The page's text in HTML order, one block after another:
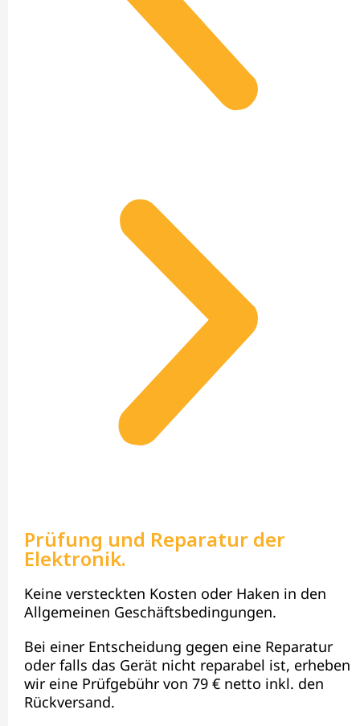
Prüfung und Reparatur der
Elektronik.
Keine versteckten Kosten oder Haken in den
Allgemeinen Geschäftsbedingungen.
Bei einer Entscheidung gegen eine Reparatur
oder falls das Gerät nicht reparabel ist, erheben
wir eine Prüfgebühr von 79 € netto inkl. den
Rückversand.